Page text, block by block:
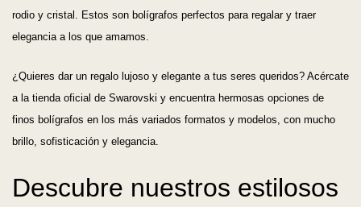
rodio y cristal. Estos son bolígrafos perfectos para regalar y traer
elegancia a los que amamos.
¿Quieres dar un regalo lujoso y elegante a tus seres queridos? Acércate
a la tienda oficial de Swarovski y encuentra hermosas opciones de
finos bolígrafos en los más variados formatos y modelos, con mucho
brillo, sofisticación y elegancia.
Descubre nuestros estilosos